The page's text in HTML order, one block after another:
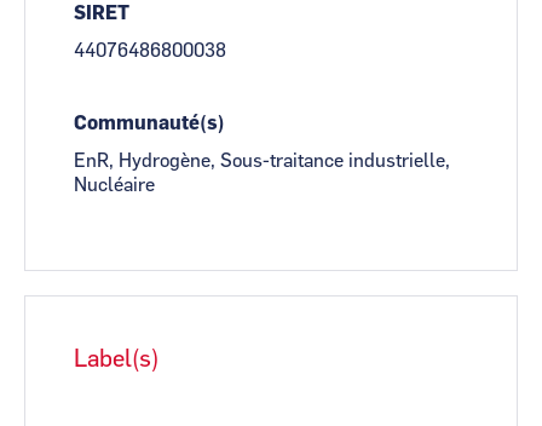
SIRET
44076486800038
Communauté(s)
EnR, Hydrogène, Sous-traitance industrielle,
Nucléaire
Label(s)